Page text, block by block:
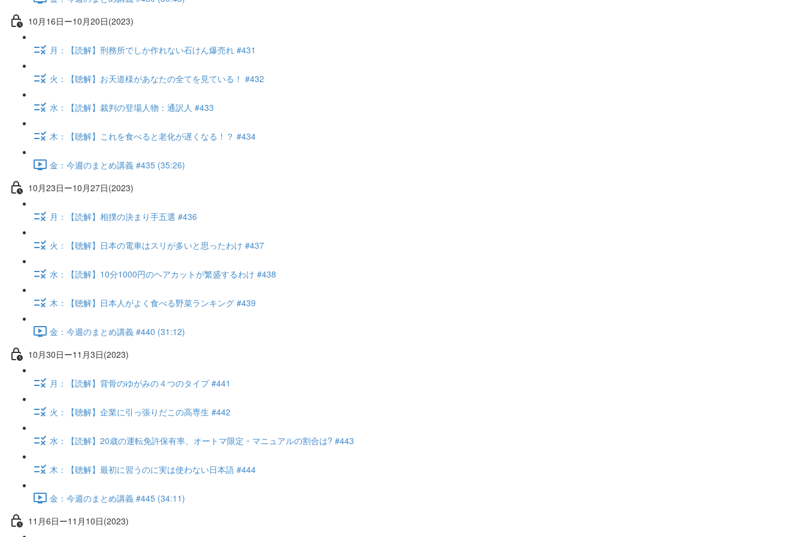
10月16日ー10月20日(2023)
月：【読解】刑務所でしか作れない石けん爆売れ #431
火：【聴解】お天道様があなたの全てを見ている！ #432
水：【読解】裁判の登場人物：通訳人 #433
木：【聴解】これを食べると老化が遅くなる！？ #434
金：今週のまとめ講義 #435 (35:26)
10月23日ー10月27日(2023)
月：【読解】相撲の決まり手五選 #436
火：【聴解】日本の電車はスリが多いと思ったわけ #437
水：【読解】10分1000円のヘアカットが繁盛するわけ #438
木：【聴解】日本人がよく食べる野菜ランキング #439
金：今週のまとめ講義 #440 (31:12)
10月30日ー11月3日(2023)
月：【読解】背骨のゆがみの４つのタイプ #441
火：【聴解】企業に引っ張りだこの高専生 #442
水：【読解】20歳の運転免許保有率、オートマ限定・マニュアルの割合は? #443
木：【聴解】最初に習うのに実は使わない日本語 #444
金：今週のまとめ講義 #445 (34:11)
11月6日ー11月10日(2023)